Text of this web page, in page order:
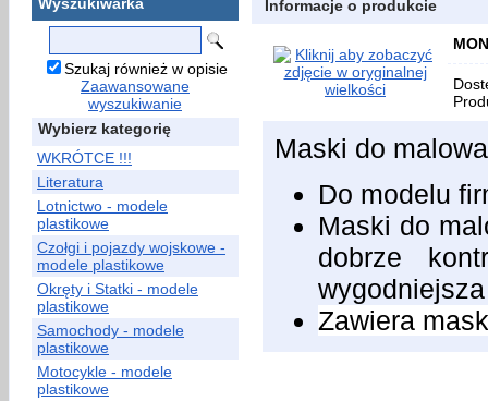
Szukaj również w opisie
Zaawansowane
wyszukiwanie
Wybierz kategorię
WKRÓTCE !!!
Literatura
Lotnictwo - modele
plastikowe
Czołgi i pojazdy wojskowe -
modele plastikowe
Okręty i Statki - modele
plastikowe
Samochody - modele
plastikowe
Motocykle - modele
plastikowe
Informacje o produkcie
Maski do
Do modelu
Maski do
dobrze
Zawiera